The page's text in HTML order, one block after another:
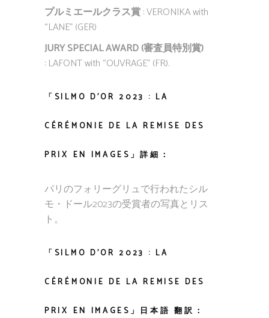
プルミエールクラス賞: VERONIKA with
“LANE” (GER)
JURY SPECIAL AWARD(審査員特別賞)
: LAFONT with “OUVRAGE” (FR).
「SILMO D’OR 2023 : LA
CÉRÉMONIE DE LA REMISE DES
PRIX EN IMAGES」詳細：
パリのフォリーグリュで行われたシル
モ・ドール2023の受賞者の写真とリス
ト。
「SILMO D’OR 2023 : LA
CÉRÉMONIE DE LA REMISE DES
PRIX EN IMAGES」日本語 翻訳：